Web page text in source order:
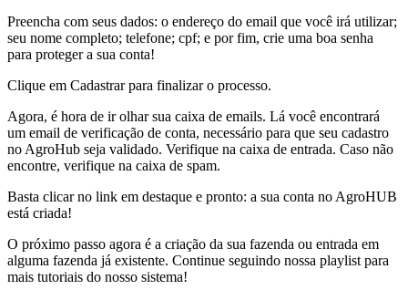
Preencha com seus dados: o endereço do email que você irá utilizar;
seu nome completo; telefone; cpf; e por fim, crie uma boa senha
para proteger a sua conta!
Clique em Cadastrar para finalizar o processo.
Agora, é hora de ir olhar sua caixa de emails. Lá você encontrará
um email de verificação de conta, necessário para que seu cadastro
no AgroHub seja validado. Verifique na caixa de entrada. Caso não
encontre, verifique na caixa de spam.
Basta clicar no link em destaque e pronto: a sua conta no AgroHUB
está criada!
O próximo passo agora é a criação da sua fazenda ou entrada em
alguma fazenda já existente. Continue seguindo nossa playlist para
mais tutoriais do nosso sistema!